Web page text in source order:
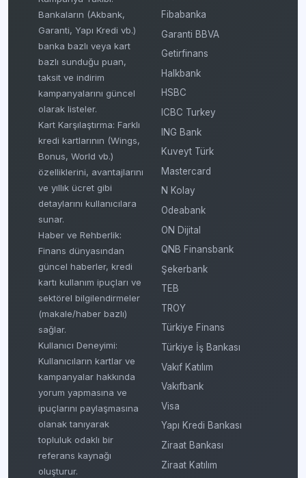
Bankaların (Akbank,
Garanti, Yapı Kredi vb.)
banka bazlı veya kart
bazlı sunduğu puan,
taksit ve indirim
kampanyalarını güncel
olarak listeler.
Kart Karşılaştırma: Farklı
kredi kartlarının (Wings,
Bonus, World vb.)
özelliklerini, avantajlarını
ve yıllık ücret gibi
detaylarını kullanıcılara
sunar.
Haber ve Rehberlik:
Finans dünyasından
güncel haberler, kredi
kartı kullanım ipuçları ve
sektörel bilgilendirmeler
(makale/haber bazlı)
sağlar.
Kullanıcı Deneyimi:
Kullanıcıların kartlar ve
kampanyalar hakkında
yorum yapmasına ve
ipuçlarını paylaşmasına
olanak tanıyarak
topluluk odaklı bir
referans kaynağı
oluşturur.
Fibabanka
Garanti BBVA
Getirfinans
Halkbank
HSBC
ICBC Turkey
ING Bank
Kuveyt Türk
Mastercard
N Kolay
Odeabank
ON Dijital
QNB Finansbank
Şekerbank
TEB
TROY
Türkiye Finans
Türkiye İş Bankası
Vakıf Katılım
Vakıfbank
Visa
Yapı Kredi Bankası
Ziraat Bankası
Ziraat Katılım